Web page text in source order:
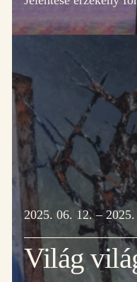
2025. 06. 12. –
Világ